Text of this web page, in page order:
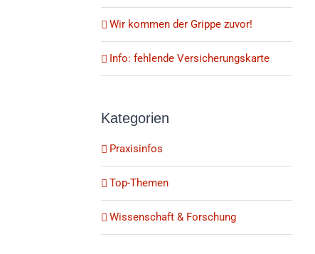
Wir kommen der Grippe zuvor!
Info: fehlende Versicherungskarte
Kategorien
Praxisinfos
Top-Themen
Wissenschaft & Forschung